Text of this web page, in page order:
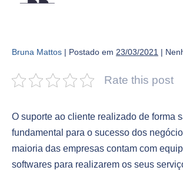
Bruna Mattos | Postado em 23/03/2021 |
Rate this post
O suporte ao cliente realizado de forma
fundamental para o sucesso dos
maioria das empresas contam com
softwares para realizarem os seus